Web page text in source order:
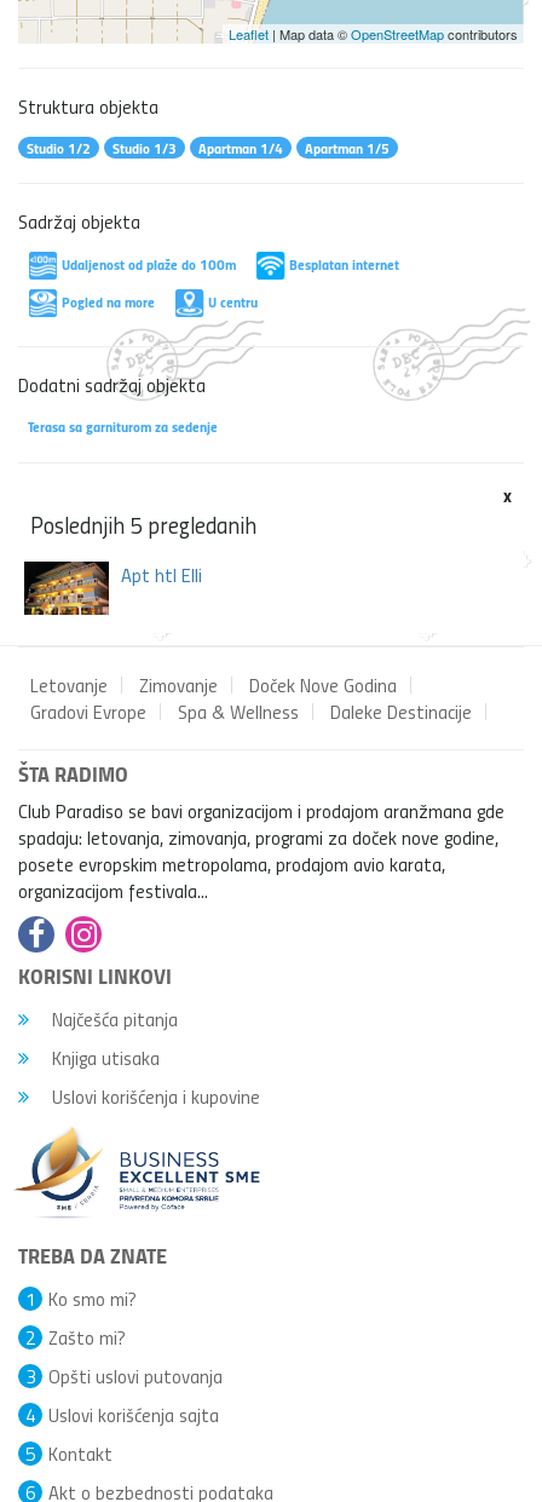
Leaflet | Map data ©OpenStreetMapcontributors
Struktura objekta
Studio 1/2 Studio 1/3 Apartman 1/4 Apartman 1/5
Sadržaj objekta
Udaljenost od plaže do 100m
Besplatan internet
Pogled na more
U centru
Dodatni sadržaj objekta
Terasa sa garniturom za sedenje
x
Poslednjih 5 pregledanih
Apt htl Elli
Letovanje Zimovanje
Doček Nove Godina
Gradovi Evrope
Spa & Wellness Daleke Destinacije
ŠTA RADIMO
Club Paradiso se bavi organizacijom i prodajom aranžmana gde
spadaju: letovanja, zimovanja, programi za doček nove godine,
posete evropskim metropolama, prodajom avio karata,
organizacijom festivala...
KORISNI LINKOVI
Najčešća pitanja
Knjiga utisaka
Uslovi korišćenja i kupovine
TREBA DA ZNATE
Ko smo mi?
1
Zašto mi?
2
Opšti uslovi putovanja
3
Uslovi korišćenja sajta
4
Kontakt
5
Akt o bezbednosti podataka
6